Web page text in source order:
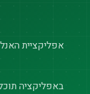
אפליקציית
באפליקציה